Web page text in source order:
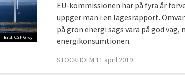
Bild: CGP Grey
EU-kommissionen har på fyra år
uppger man i en lägesrapport.
på grön energi sägs vara på god
energikonsumtionen.
STOCKHOLM 11 april 2019